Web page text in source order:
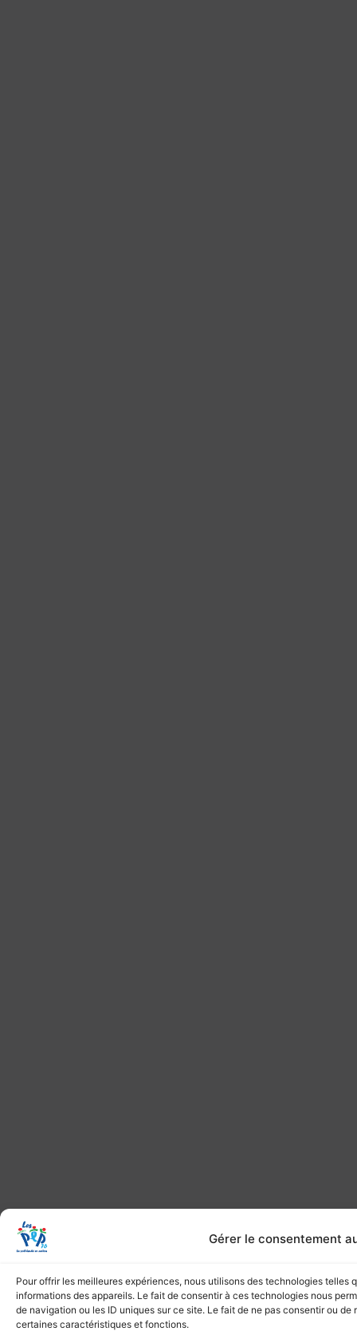
Gérer le consentement
Pour offrir les meilleures expériences, nous utilisons des technologies
informations des appareils. Le fait de consentir à ces technologies nous
de navigation ou les ID uniques sur ce site. Le fait de ne pas consentir ou
certaines caractéristiques et fonctions.